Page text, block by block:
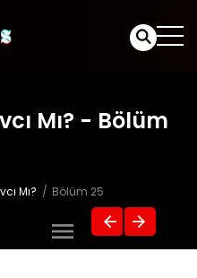
Mı? - Bölüm
Mı? Bölüm 25